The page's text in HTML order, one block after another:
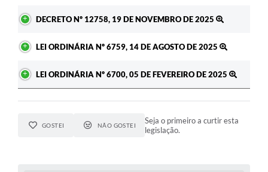
Jornal
Agenda
Contato
DECRETO Nº 12758, 19 DE NOVEMBRO DE 2025
LEI ORDINÁRIA Nº 6759, 14 DE AGOSTO DE 2025
LEI ORDINÁRIA Nº 6700, 05 DE FEVEREIRO DE 2025
GOSTEI NÃO GOSTEI
Seja o primeiro a curtir esta
legislação.